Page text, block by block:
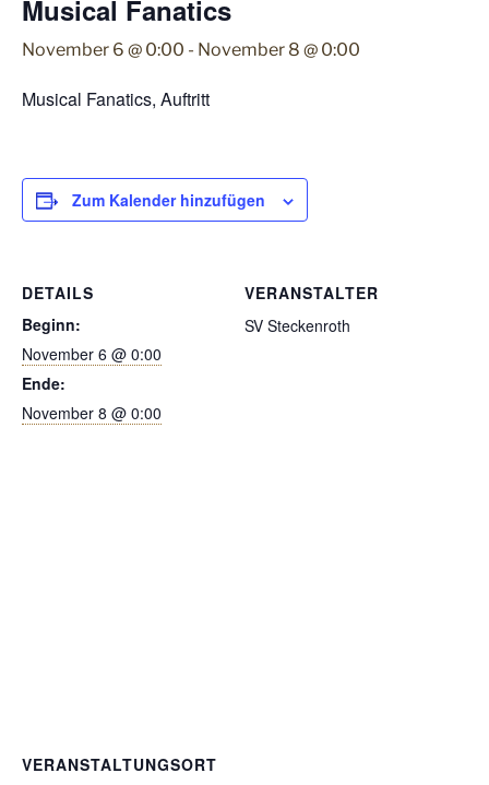
Musical Fanatics
November 6 @ 0:00 - November 8 @ 0:00
Musical Fanatics, Auftritt
Zum Kalender hinzufügen
DETAILS
Beginn:
November 6 @ 0:00
Ende:
November 8 @ 0:00
VERANSTALTER
SV Steckenroth
VERANSTALTUNGSORT